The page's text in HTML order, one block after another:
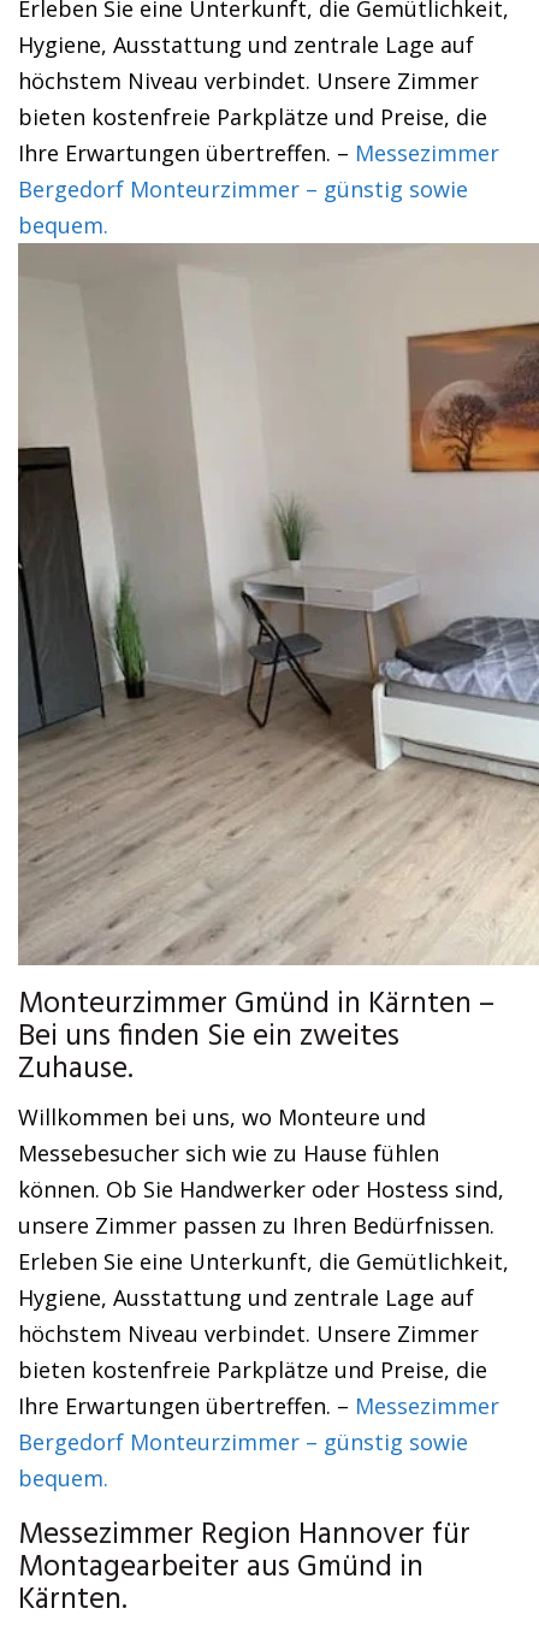
Erleben Sie eine Unterkunft, die Gemütlichkeit,
Hygiene, Ausstattung und zentrale Lage auf
höchstem Niveau verbindet. Unsere Zimmer
bieten kostenfreie Parkplätze und Preise, die
Ihre Erwartungen übertreffen. – Messezimmer
Bergedorf Monteurzimmer – günstig sowie
bequem.
Monteurzimmer Gmünd in Kärnten –
Bei uns finden Sie ein zweites
Zuhause.
Willkommen bei uns, wo Monteure und
Messebesucher sich wie zu Hause fühlen
können. Ob Sie Handwerker oder Hostess sind,
unsere Zimmer passen zu Ihren Bedürfnissen.
Erleben Sie eine Unterkunft, die Gemütlichkeit,
Hygiene, Ausstattung und zentrale Lage auf
höchstem Niveau verbindet. Unsere Zimmer
bieten kostenfreie Parkplätze und Preise, die
Ihre Erwartungen übertreffen. – Messezimmer
Bergedorf Monteurzimmer – günstig sowie
bequem.
Messezimmer Region Hannover für
Montagearbeiter aus Gmünd in
Kärnten.